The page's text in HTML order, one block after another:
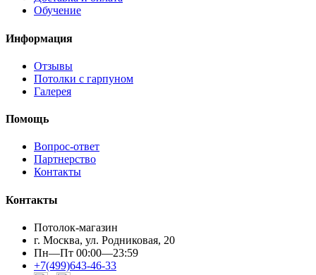
Обучение
Информация
Отзывы
Потолки с гарпуном
Галерея
Помощь
Вопрос-ответ
Партнерство
Контакты
Контакты
Потолок-магазин
г. Москва, ул. Родниковая, 20
Пн—Пт 00:00—23:59
+7(499)643-46-33